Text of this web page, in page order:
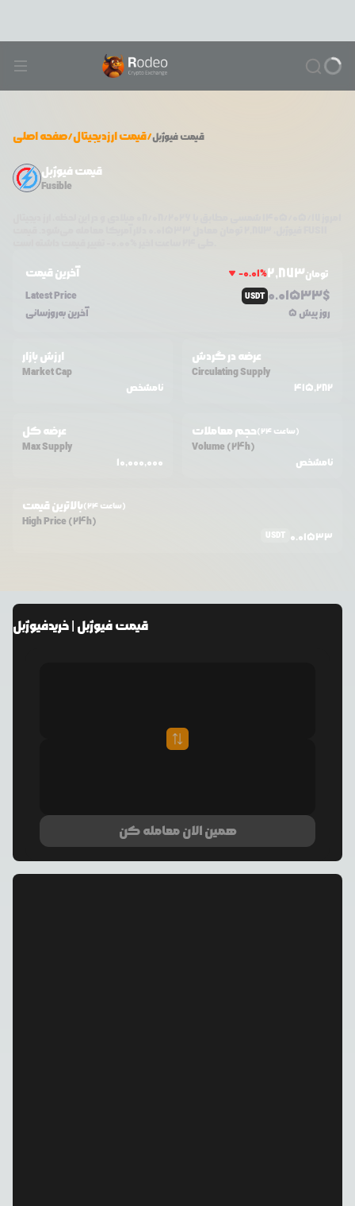
صفحه اصلی/قیمت ارزدیجیتال/ قیمتفیوژبل
قیمت فیوژبل
Fusible
آخرین قیمت -0.01%2,873تومان
Latest Price
USDT 0.01533$
آخرین به‌روزسانی 5 روز پیش
ارزش بازار
Market Cap
نامشخص
عرضه در گردش
Circulating Supply
415,282
عرضه کل
Max Supply
10,000,000
حجم معاملات (24 ساعت)
Volume (24h)
نامشخص
بالاترین قیمت (24 ساعت)
High Price (24h)
USDT 0.01533
قیمتفیوژبل | خریدفیوژبل
همین الان معامله کن